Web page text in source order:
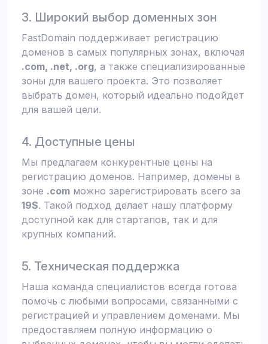
3. Широкий выбор доменных зон
FastDomain поддерживает регистрацию
доменов в самых популярных зонах, включая
.com, .net, .org, а также специализированные
зоны для вашего проекта. Это позволяет
выбрать домен, который идеально подойдет
для вашей цели.
4. Доступные цены
Мы предлагаем конкурентные цены на
регистрацию доменов. Например, домены в
зоне .com можно зарегистрировать всего за
19$. Такой подход делает нашу платформу
доступной как для стартапов, так и для
крупных компаний.
5. Техническая поддержка
Наша команда специалистов всегда готова
помочь с любыми вопросами, связанными с
регистрацией и управлением доменами. Мы
предоставляем полную информацию о